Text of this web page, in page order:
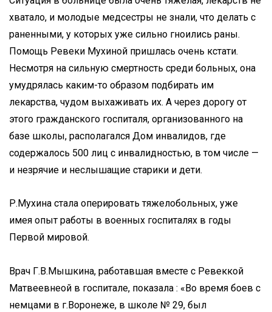
хватало, и молодые медсестры не знали, что делать с
раненными, у которых уже сильно гноились раны.
Помощь Ревеки Мухиной пришлась очень кстати.
Несмотря на сильную смертность среди больных, она
умудрялась каким-то образом подбирать им
лекарства, чудом выхаживать их. А через дорогу от
этого гражданского госпиталя, организованного на
базе школы, располагался Дом инвалидов, где
содержалось 500 лиц с инвалидностью, в том числе —
и незрячие и неслышащие старики и дети.
Р.Мухина стала оперировать тяжелобольных, уже
имея опыт работы в военных госпиталях в годы
Первой мировой.
Врач Г.В.Мышкина, работавшая вместе с Ревеккой
Матвеевнеой в госпитале, показала : «Во время боев с
немцами в г.Воронеже, в школе № 29, был